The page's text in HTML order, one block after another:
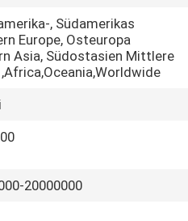
, Südamerikas
Europe, Osteuropa
Asia, Südostasien Mittlere
20000000